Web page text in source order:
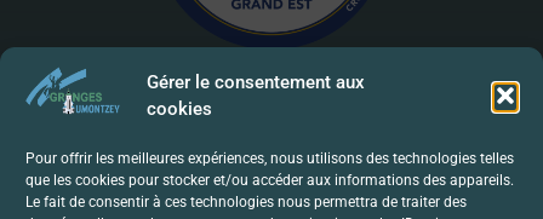
Gérer le consentement aux
cookies
Pour offrir les meilleures expériences, nous utilisons des technologies telles
que les cookies pour stocker et/ou accéder aux informations des appareils.
Le fait de consentir à ces technologies nous permettra de traiter des
Mentions Légales | RGPD
Politique De Confidentialité